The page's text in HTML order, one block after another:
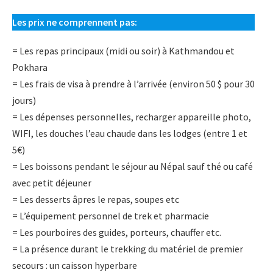
Les prix ne comprennent pas:
= Les repas principaux (midi ou soir) à Kathmandou et
Pokhara
= Les frais de visa à prendre à l’arrivée (environ 50 $ pour 30
jours)
= Les dépenses personnelles, recharger appareille photo,
WIFI, les douches l’eau chaude dans les lodges (entre 1 et
5€)
= Les boissons pendant le séjour au Népal sauf thé ou café
avec petit déjeuner
= Les desserts âpres le repas, soupes etc
= L’équipement personnel de trek et pharmacie
= Les pourboires des guides, porteurs, chauffer etc.
= La présence durant le trekking du matériel de premier
secours : un caisson hyperbare